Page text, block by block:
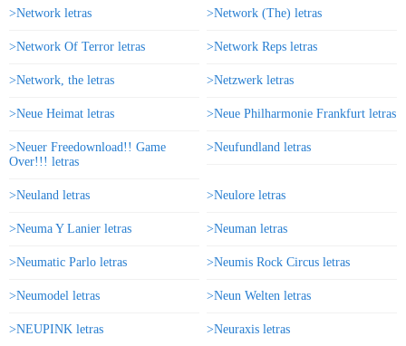
>Network letras >Network (The) letras
>Network Of Terror letras >Network Reps letras
>Network, the letras >Netzwerk letras
>Neue Heimat letras >Neue Philharmonie Frankfurt letras
>Neuer Freedownload!! Game
Over!!! letras
>Neufundland letras
>Neuland letras >Neulore letras
>Neuma Y Lanier letras >Neuman letras
>Neumatic Parlo letras >Neumis Rock Circus letras
>Neumodel letras >Neun Welten letras
>NEUPINK letras >Neuraxis letras